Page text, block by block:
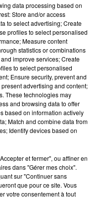
Des
23h36
23h36
PAUL MC CARTNEY
data processing based on
Store and/or access
to select advertising; Create
profiles to select personalised
Measure content
statistics or combinations
improve services; Create
to select personalised
Ensure security, prevent and
advertising and content;
These technologies may
and browsing data to offer
based on information actively
Match and combine data from
Identify devices based on
et fermer", ou affiner en
dans "Gérer mes choix".
sur "Continuer sans
que pour ce site. Vous
votre consentement à tout